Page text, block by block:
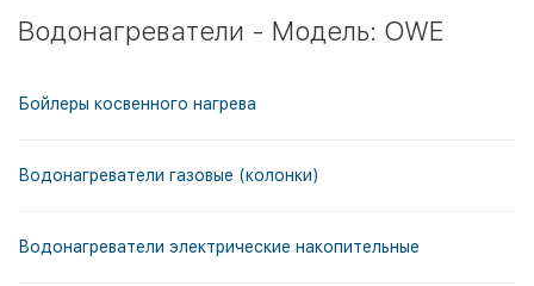
Водонагреватели - Модель: OWE
Бойлеры косвенного нагрева
Водонагреватели газовые (колонки)
Водонагреватели электрические накопительные